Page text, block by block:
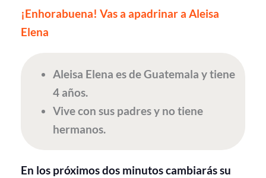
¡Enhorabuena! Vas a apadrinar a Aleisa
Elena
Aleisa Elena es de Guatemala y tiene
4 años.
Vive con sus padres y no tiene
hermanos.
En los próximos dos minutos cambiarás su